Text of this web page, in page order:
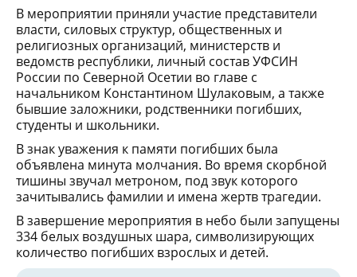
В мероприятии приняли участие представители
власти, силовых структур, общественных и
религиозных организаций, министерств и
ведомств республики, личный состав УФСИН
России по Северной Осетии во главе с
начальником Константином Шулаковым, а также
бывшие заложники, родственники погибших,
студенты и школьники.
В знак уважения к памяти погибших была
объявлена минута молчания. Во время скорбной
тишины звучал метроном, под звук которого
зачитывались фамилии и имена жертв трагедии.
В завершение мероприятия в небо были запущены
334 белых воздушных шара, символизирующих
количество погибших взрослых и детей.